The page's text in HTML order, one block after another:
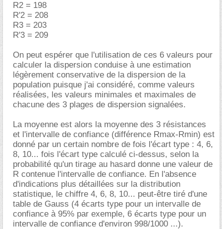
R2 = 198
R'2 = 208
R3 = 203
R'3 = 209
On peut espérer que l'utilisation de ces 6 valeurs pour
calculer la dispersion conduise à une estimation
légèrement conservative de la dispersion de la
population puisque j'ai considéré, comme valeurs
réalisées, les valeurs minimales et maximales de
chacune des 3 plages de dispersion signalées.
La moyenne est alors la moyenne des 3 résistances
et l'intervalle de confiance (différence Rmax-Rmin) est
donné par un certain nombre de fois l'écart type : 4, 6,
8, 10... fois l'écart type calculé ci-dessus, selon la
probabilité qu'un tirage au hasard donne une valeur de
R contenue l'intervalle de confiance. En l'absence
d'indications plus détaillées sur la distribution
statistique, le chiffre 4, 6, 8, 10... peut-être tiré d'une
table de Gauss (4 écarts type pour un intervalle de
confiance à 95% par exemple, 6 écarts type pour un
intervalle de confiance d'environ 998/1000 ...).